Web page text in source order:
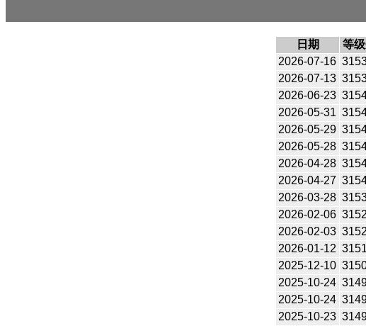
日期 等
2026-07-16
2026-07-13
2026-06-23
2026-05-31
2026-05-29
2026-05-28
2026-04-28
2026-04-27
2026-03-28
2026-02-06 3152
2026-02-03 3152
2026-01-12 3151
2025-12-10
2025-10-24
2025-10-24
2025-10-23